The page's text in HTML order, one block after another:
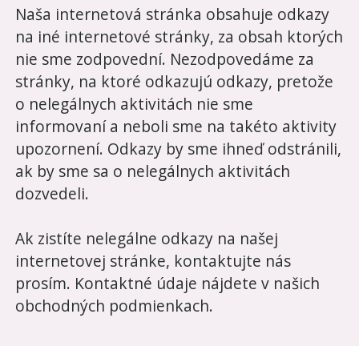
Naša internetová stránka obsahuje odkazy
na iné internetové stránky, za obsah ktorých
nie sme zodpovední. Nezodpovedáme za
stránky, na ktoré odkazujú odkazy, pretože
o nelegálnych aktivitách nie sme
informovaní a neboli sme na takéto aktivity
upozornení. Odkazy by sme ihneď odstránili,
ak by sme sa o nelegálnych aktivitách
dozvedeli.
Ak zistíte nelegálne odkazy na našej
internetovej stránke, kontaktujte nás
prosím. Kontaktné údaje nájdete v našich
obchodných podmienkach.